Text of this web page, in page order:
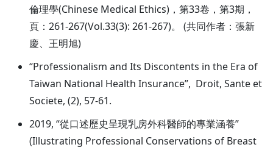
倫理學(Chinese Medical Ethics)，第33卷，第3期，
頁：261-267(Vol.33(3): 261-267)。 (共同作者：張新
慶、王明旭)
“Professionalism and Its Discontents in the Era of
Taiwan National Health Insurance”, Droit, Sante et
Societe, (2), 57-61.
2019, “從口述歷史呈現乳房外科醫師的專業涵養”
(Illustrating Professional Conservations of Breast